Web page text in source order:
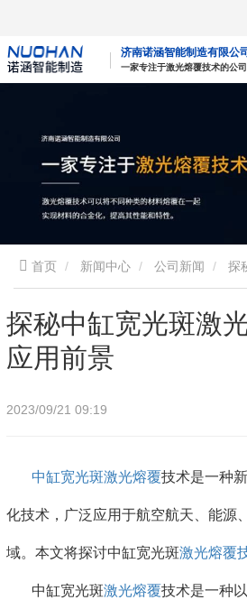
济南诺涵智能制造有限公司
一家专注于激光熔覆技术的公司
首页 新闻中心 公司新闻
术的应用前景
探秘中缸宽光斑激
应用前景
2023/09/21 09:19
中缸宽光斑激光熔覆技术是一种
化技术，广泛应用于航空航天、能源
域。本文将探讨中缸宽光斑激光熔覆
中缸宽光斑激光熔覆技术是一种